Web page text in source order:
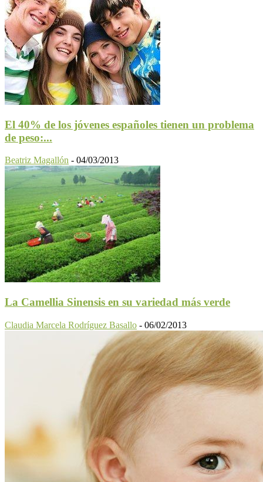
El 40% de los jóvenes españoles tienen un problema
de peso:...
Beatriz Magallón - 04/03/2013
La Camellia Sinensis en su variedad más verde
Claudia Marcela Rodríguez Basallo - 06/02/2013